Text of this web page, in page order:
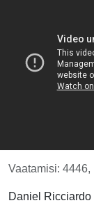
Vaatamisi:
Daniel Ricciardo